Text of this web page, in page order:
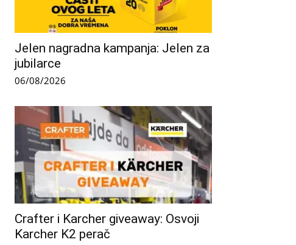
Jelen nagradna kampanja: Jelen za
jubilarce
06/08/2026
Crafter i Karcher giveaway: Osvoji
Karcher K2 perač